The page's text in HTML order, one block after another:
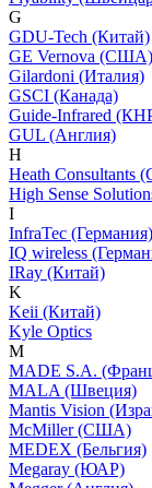
G
GDU-Tech (Китай)
GE Vernova (США)
Gilardoni (Италия)
GSCI (Канада)
Guide-Infrared
GUL (Англия)
H
Heath
High Sense
I
InfraTec (Германия)
IQ wireless
IRay (Китай)
K
Keii (Китай)
Kyle Optics
M
MADE S.A.
MALA (Швеция)
Mantis Vision
McMiller (США)
MEDEX (Бельгия)
Megaray (ЮАР)